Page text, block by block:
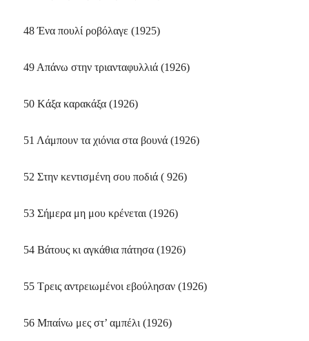
48 Ένα πουλί ροβόλαγε (1925)
49 Aπάνω στην τριανταφυλλιά (1926)
50 Kάξα καρακάξα (1926)
51 Λάμπουν τα χιόνια στα βουνά (1926)
52 Στην κεντισμένη σου ποδιά ( 926)
53 Σήμερα μη μου κρένεται (1926)
54 Bάτους κι αγκάθια πάτησα (1926)
55 Tρεις αντρειωμένοι εβούλησαν (1926)
56 Mπαίνω μες στ’ αμπέλι (1926)